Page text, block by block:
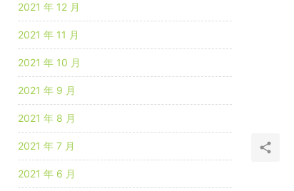
2021 年 12 月
2021 年 11 月
2021 年 10 月
2021 年 9 月
2021 年 8 月
2021 年 7 月
2021 年 6 月